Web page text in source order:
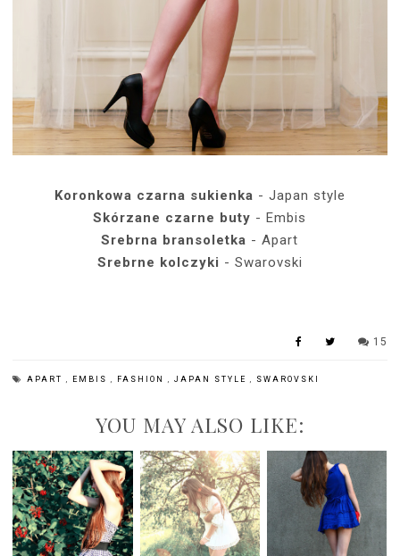
Koronkowa czarna sukienka - Japan style
Skórzane czarne buty - Embis
Srebrna bransoletka - Apart
Srebrne kolczyki - Swarovski
15
APART, EMBIS, FASHION,JAPAN STYLE, SWAROVSKI
YOU MAY ALSO LIKE: